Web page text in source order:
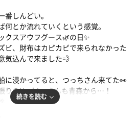
(大盛り)
文字確定✨
でましたが、洗い場もサウナも待つこ
杞憂に終わり、すっかり夏仕様でちょ
の暴君も堪能し、快適な外気浴。
スを飲みながら休憩しているとテレビ
を選んで正解だった気がする。
ンセンスが焚かれたサ室内。
スを纏った特別仕様のホワイトフェア
、星形をはじめとした小さなキューゲ
に投げ入れ、その蒸気を浴びるという
からスタート。
めて健全な願い事が飛び交う中、私だ
ったのはここだけの秘密です㊙️
！
け超えての大館矢立ハイツさんへ。
だからです🪽
に来られて良かった✨
ツが増えますからね、特に脚は念入り
がなかろうがオジサンというだけでヘ
うでもいいっちゃあいいんですが
しんどい。
何とか流れていくという感覚。
クスアウフグース🌿の日✨
ビ、財布はカピカピで来られなかった
気込んで来ました💨
に浸かってると、つっちさん来てた👀
りのHashigoさんも青森から…！
続きを読む